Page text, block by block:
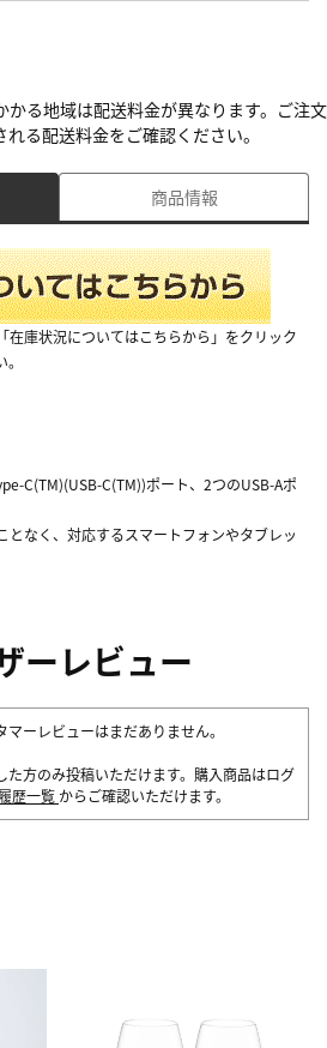
る地域は配送料金が異なります。ご注文
る配送料金をご確認ください。
商品情報
在庫状況についてはこちらから」をクリック
C(TM)(USB-C(TM))ポート、2つのUSB-Aポ
なく、対応するスマートフォンやタブレッ
ーレビュー
ーレビューはまだありません。
た方のみ投稿いただけます。購入商品はログ
歴一覧 からご確認いただけます。